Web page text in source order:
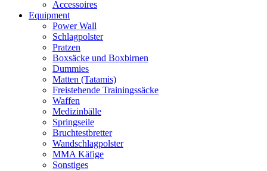
Accessoires
Equipment
Power Wall
Schlagpolster
Pratzen
Boxsäcke und Boxbirnen
Dummies
Matten (Tatamis)
Freistehende Trainingssäcke
Waffen
Medizinbälle
Springseile
Bruchtestbretter
Wandschlagpolster
MMA Käfige
Sonstiges